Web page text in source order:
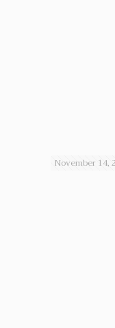
November 14,